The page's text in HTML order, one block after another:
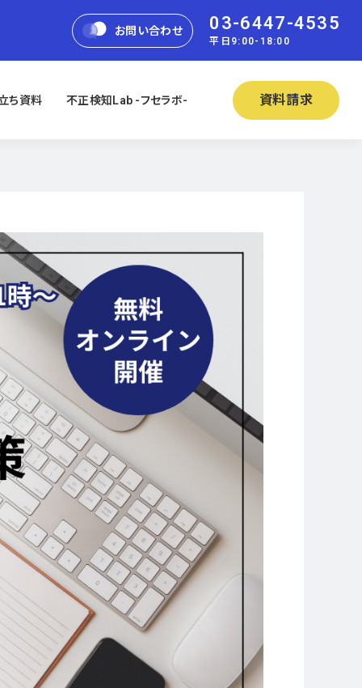
お問い合わせ 03-6447-4535
平日9:00-18:00
ち資料 不正検知Lab -フセラボ- 資料請求